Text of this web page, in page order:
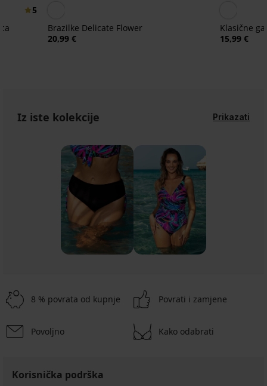
5
Brazilke Delicate Flower
20,99 €
Klasične
15,99 €
Iz iste kolekcije Prikazati
8 % povrata od kupnje Povrati i zamjene
Povoljno Kako odabrati
Korisnička podrška